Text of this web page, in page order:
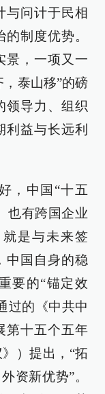
与问计于民相
制度优势。
景，一项又一
泰山移”的磅
领导力、组织
利益与长远利
，中国“十五
也有跨国企业
是与未来签
中国自身的稳
要的“锚定效
过的《中共中
第十五个五年
）提出，“拓
资新优势”。